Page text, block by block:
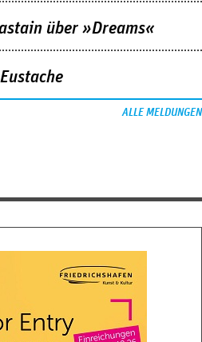
über »Dreams«
ALLE MELDUNGEN